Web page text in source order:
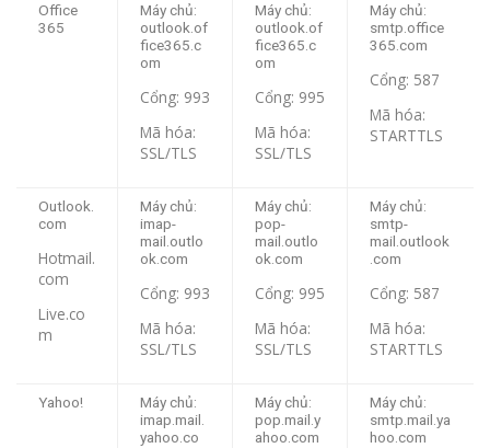
Office
365
Máy chủ:
outlook.of
fice365.c
om
Cổng: 993
Mã hóa:
SSL/TLS
Máy chủ:
outlook.of
fice365.c
om
Cổng: 995
Mã hóa:
SSL/TLS
Máy chủ:
smtp.office
365.com
Cổng: 587
Mã hóa:
STARTTLS
Outlook.
com
Hotmail.
com
Live.co
m
Máy chủ:
imap-
mail.outlo
ok.com
Cổng: 993
Mã hóa:
SSL/TLS
Máy chủ:
pop-
mail.outlo
ok.com
Cổng: 995
Mã hóa:
SSL/TLS
Máy chủ:
smtp-
mail.outlook
.com
Cổng: 587
Mã hóa:
STARTTLS
Yahoo!
Máy chủ:
imap.mail.
yahoo.co
Máy chủ:
pop.mail.y
ahoo.com
Máy chủ:
smtp.mail.ya
hoo.com